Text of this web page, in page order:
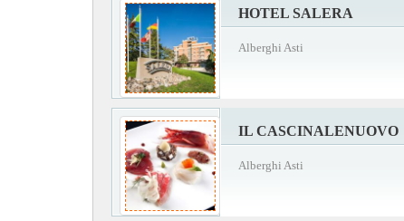
HOTEL SALERA
Alberghi Asti
IL CASCINALENUOVO
Alberghi Asti